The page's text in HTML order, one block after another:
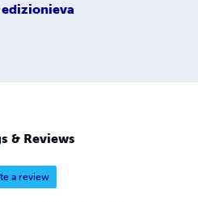
edizionieva
& Reviews
a review